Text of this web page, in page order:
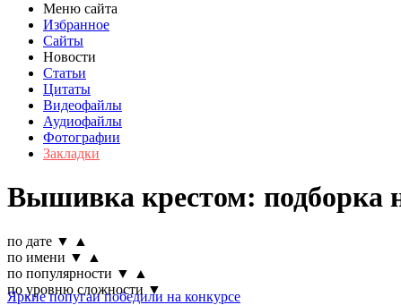
Меню сайта
Избранное
Сайты
Новости
Статьи
Цитаты
Видеофайлы
Аудиофайлы
Фотографии
Закладки
Вышивка крестом: подборка
по дате ▼
▲
по имени ▼
▲
по популярности ▼
▲
по уровню сложности ▼
Яркие попугаи победили на конкурсе